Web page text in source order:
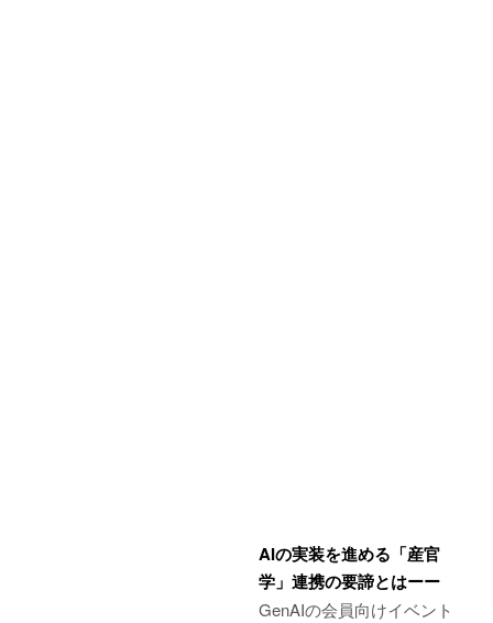
AIの実装を進める「産官
学」連携の要諦とはーー
GenAIの会員向けイベント